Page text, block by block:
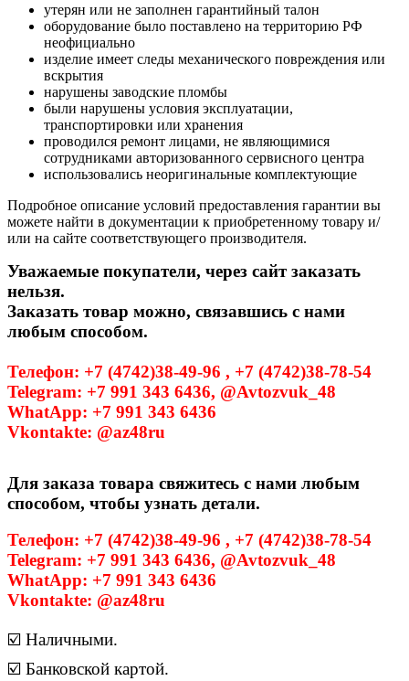
утерян или не заполнен гарантийный талон
оборудование было поставлено на территорию РФ
неофициально
изделие имеет следы механического повреждения или
вскрытия
нарушены заводские пломбы
были нарушены условия эксплуатации,
транспортировки или хранения
проводился ремонт лицами, не являющимися
сотрудниками авторизованного сервисного центра
использовались неоригинальные комплектующие
Подробное описание условий предоставления гарантии вы
можете найти в документации к приобретенному товару и/
или на сайте соответствующего производителя.
Уважаемые покупатели, через сайт заказать
нельзя.
Заказать товар можно, связавшись с нами
любым способом.
Телефон: +7 (4742)38-49-96 , +7 (4742)38-78-54
Telegram: +7 991 343 6436, @Avtozvuk_48
WhatApp: +7 991 343 6436
Vkontakte: @az48ru
Для заказа товара свяжитесь с нами любым
способом, чтобы узнать детали.
Телефон: +7 (4742)38-49-96 , +7 (4742)38-78-54
Telegram: +7 991 343 6436, @Avtozvuk_48
WhatApp: +7 991 343 6436
Vkontakte: @az48ru
☑️ Наличными.
☑️ Банковской картой.